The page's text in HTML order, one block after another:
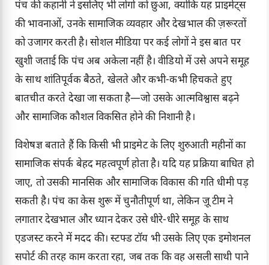
पंच की कहानी ने इसलिए भी लोगों को छुआ, क्योंकि यह प्राइमेट्स
की भावनाओं, उनके सामाजिक व्यवहार और देखभाल की ज़रूरतों
को उजागर करती है। सोशल मीडिया पर कई लोगों ने इस बात पर
खुशी जताई कि पंच अब अकेला नहीं है। वीडियो में उसे अपने समूह
के साथ शांतिपूर्वक बैठते, खेलते और कभी-कभी हिचकते हुए
बातचीत करते देखा जा सकता है—जो उसके आत्मविश्वास बढ़ने
और सामाजिक कौशल विकसित होने की निशानी है।
विशेषज्ञ बताते हैं कि किसी भी प्राइमेट के लिए शुरुआती महीनों का
सामाजिक संपर्क बेहद महत्वपूर्ण होता है। यदि यह प्रक्रिया बाधित हो
जाए, तो उसकी मानसिक और सामाजिक विकास की गति धीमी पड़
सकती है। पंच का केस शुरू में चुनौतीपूर्ण था, लेकिन ज़ू टीम ने
लगातार देखभाल और ध्यान देकर उसे धीरे-धीरे समूह के साथ
एडजस्ट करने में मदद की। स्टफ्ड टॉय भी उसके लिए एक इमोशनल
सपोर्ट की तरह काम करता रहा, जब तक कि वह असली साथी पाने